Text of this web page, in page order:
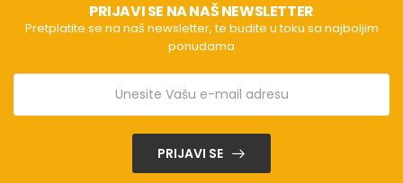
PRIJAVI SE NA NAŠ NEWSLETTER
Pretplatite se na naš newsletter, te budite u toku sa najboljim
ponudama
PRIJAVI SE